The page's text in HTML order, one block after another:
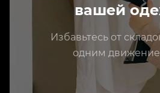
вашей
Избавьтесь от
одним